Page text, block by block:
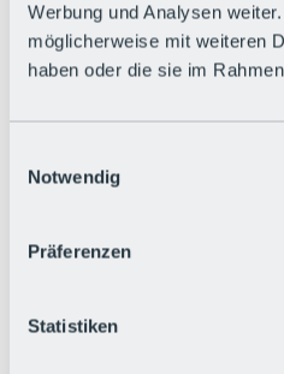
Werbung und Analysen
möglicherweise mit weiteren
haben oder die sie im
Notwendig
Präferenzen
Statistiken